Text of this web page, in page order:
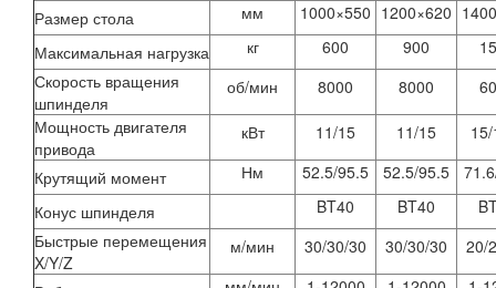
Размер стола
мм 1000×550 1200×620
Максимальная нагрузка
кг 600 900
Скорость вращения
шпинделя
об/мин 8000 8000
Мощность двигателя
привода
кВт 11/15 11/15
Крутящий момент Нм 52.5/95.5 52.5/95.5
Конус шпинделя
BT40 BT40
Быстрые перемещения
X/Y/Z
м/мин 30/30/30 30/30/30 20/